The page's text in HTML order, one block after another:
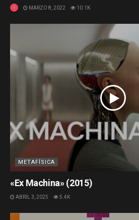
MARZO 8, 2022 10.1K
METAFÍSICA
«Ex Machina» (2015)
ABRIL 3, 2025 5.4K